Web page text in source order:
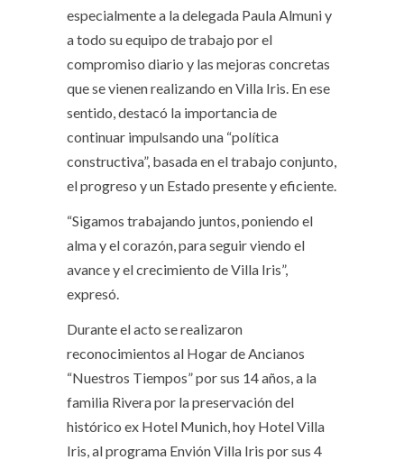
especialmente a la delegada Paula Almuni y
a todo su equipo de trabajo por el
compromiso diario y las mejoras concretas
que se vienen realizando en Villa Iris. En ese
sentido, destacó la importancia de
continuar impulsando una “política
constructiva”, basada en el trabajo conjunto,
el progreso y un Estado presente y eficiente.
“Sigamos trabajando juntos, poniendo el
alma y el corazón, para seguir viendo el
avance y el crecimiento de Villa Iris”,
expresó.
Durante el acto se realizaron
reconocimientos al Hogar de Ancianos
“Nuestros Tiempos” por sus 14 años, a la
familia Rivera por la preservación del
histórico ex Hotel Munich, hoy Hotel Villa
Iris, al programa Envión Villa Iris por sus 4